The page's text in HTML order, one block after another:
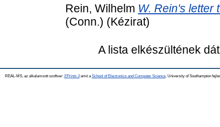
Rein, Wilhelm W. Rein's letter
(Conn.) (Kézirat)
A lista elkészültének
REAL-MS, az alkalamzott szoftver: EPrints 3amit a School of Electronics and Computer Science , University of Southampton